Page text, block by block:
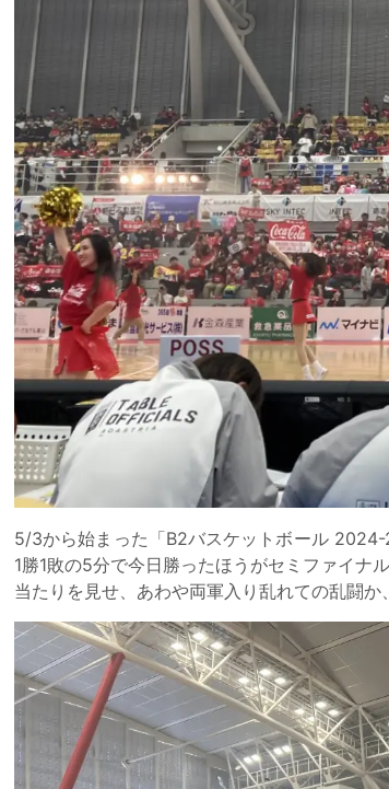
5/3から始まった「B2バスケットボール
1勝1敗の5分で今日勝ったほうがセミファイナ
当たりを見せ、あわや両軍入り乱れての乱闘